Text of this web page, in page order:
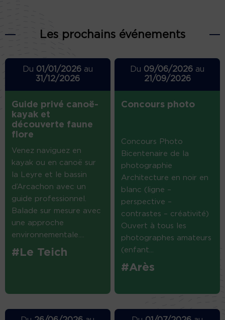
Les prochains événements
Du 01/01/2026au
31/12/2026
Guide privé canoë-
kayak et
découverte faune
flore
Venez naviguez en
kayak ou en canoë sur
la Leyre et le bassin
d’Arcachon avec un
guide professionnel.
Balade sur mesure avec
une approche
environnementale....
#Le Teich
Du 09/06/2026 au
21/09/2026
Concours photo
Concours Photo
Bicentenaire de la
photographie
Architecture en noir en
blanc (ligne –
perspective –
contrastes – créativité)
Ouvert à tous les
photographes amateurs
(enfant...
#Arès